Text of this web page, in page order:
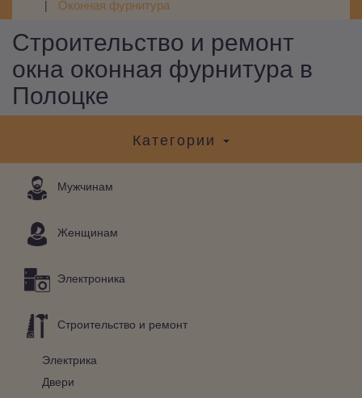
Оконная фурнитура
Строительство и ремонт
окна оконная фурнитура в
Полоцке
Категории
Мужчинам
Женщинам
Электроника
Строительство и ремонт
Электрика
Двери